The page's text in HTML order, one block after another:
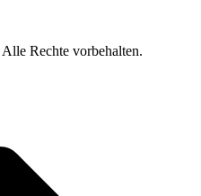
Alle Rechte vorbehalten.